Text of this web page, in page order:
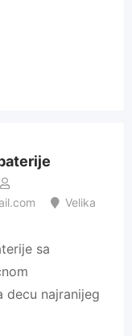
Velika
sa
decu najranijeg